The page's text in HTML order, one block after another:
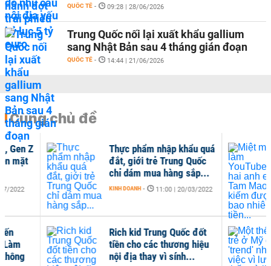
QUỐC TẾ - 09:28 | 28/06/2026
Trung Quốc nối lại xuất khẩu gallium
sang Nhật Bản sau 4 tháng gián đoạn
QUỐC TẾ - 14:44 | 21/06/2026
Cùng chủ đề
Thực phẩm nhập khẩu quá
đắt, giới trẻ Trung Quốc
chỉ dám mua hàng sắp...
KINH DOANH 11:00 | 20/03/2022
Rich kid Trung Quốc đốt
tiền cho các thương hiệu
nội địa thay vì sính...
KINH